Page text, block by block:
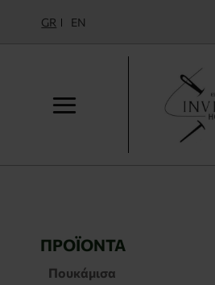
GR EN
ΠΡΟΪΌΝΤΑ
Πουκάμισα